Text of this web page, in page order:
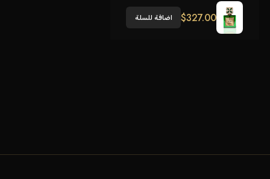
$327.00 اضافة للسلة